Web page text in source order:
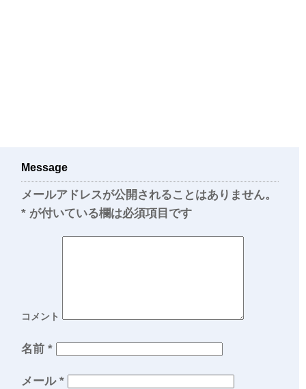
Message
メールアドレスが公開されることはありません。
* が付いている欄は必須項目です
コメント
名前 *
メール *